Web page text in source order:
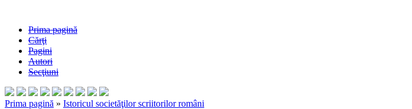
Prima pagină
Cărţi
Pagini
Autori
Secţiuni
Prima pagină » Istoricul societăţilor scriitorilor români